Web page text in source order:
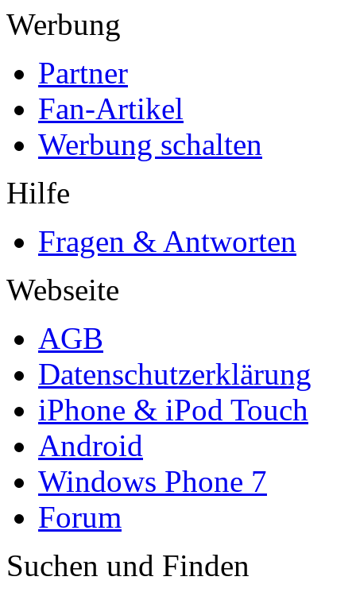
Werbung
Partner
Fan-Artikel
Werbung schalten
Hilfe
Fragen & Antworten
Webseite
AGB
Datenschutzerklärung
iPhone & iPod Touch
Android
Windows Phone 7
Forum
Suchen und Finden